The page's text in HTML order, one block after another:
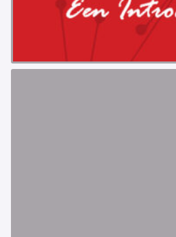
HISTORY OF THE VRIJE BOND
FREE ASSOCIATION